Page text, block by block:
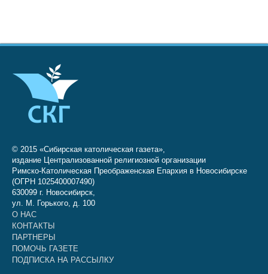
© 2015 «Сибирская католическая газета»,
издание Централизованной религиозной организации
Римско-Католическая Преображенская Епархия в Новосибирске
(ОГРН 1025400007490)
630099 г. Новосибирск,
ул. М. Горького, д. 100
О НАС
КОНТАКТЫ
ПАРТНЕРЫ
ПОМОЧЬ ГАЗЕТЕ
ПОДПИСКА НА РАССЫЛКУ